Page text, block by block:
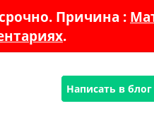
Причина :
.
Написать в блог